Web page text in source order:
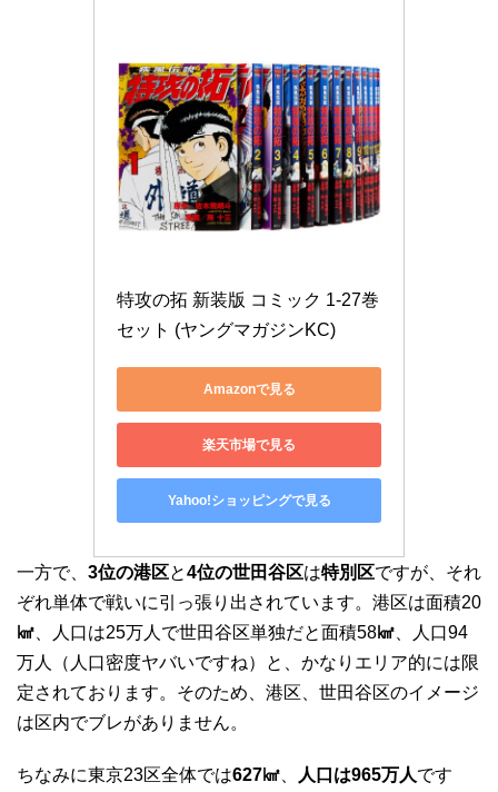
特攻の拓 新装版 コミック 1-27巻
セット (ヤングマガジンKC)
Amazonで見る
楽天市場で見る
Yahoo!ショッピングで見る
一方で、 3位の港区と4位の世田谷区は特別区ですが、それ
ぞれ単体で戦いに引っ張り出されています。港区は面積20
㎢ 、人口は25万人で世田谷区単独だと面積58㎢ 、人口94
万人（人口密度ヤバいですね）と、かなりエリア的には限
定されております。そのため、港区、世田谷区のイメージ
は区内でブレがありません。
ちなみに東京23区全体では627㎢ 人口は965万人です